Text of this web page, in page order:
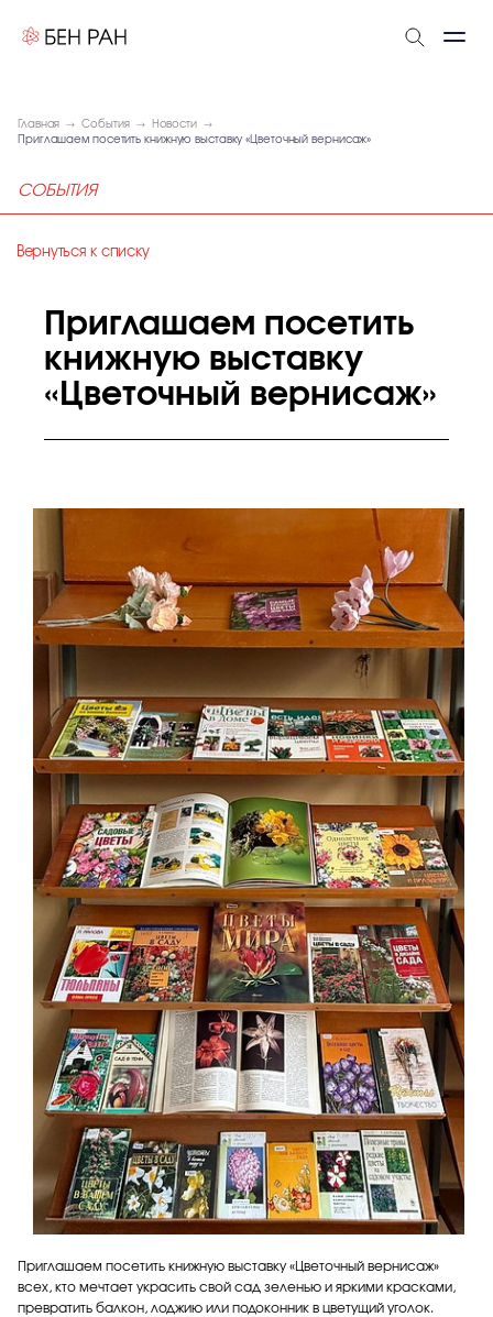
Главная События
Новости
Приглашаем посетить книжную выставку «Цветочный вернисаж»
СОБЫТИЯ
Вернуться к списку
Приглашаем посетить
книжную выставку
«Цветочный вернисаж»
Приглашаем посетить книжную выставку «Цветочный вернисаж»
всех, кто мечтает украсить свой сад зеленью и яркими красками,
превратить балкон, лоджию или подоконник в цветущий уголок.